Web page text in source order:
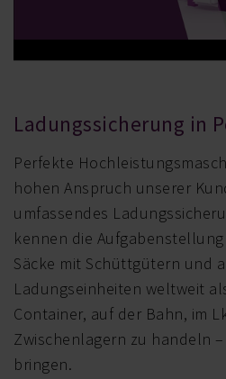
Ladungssicherung in
Perfekte
hohen Anspruch unserer
umfassendes
kennen die
Säcke mit Schüttgütern und
Ladungseinheiten weltweit
Container, auf der Bahn, im
Zwischenlagern zu handeln
bringen.